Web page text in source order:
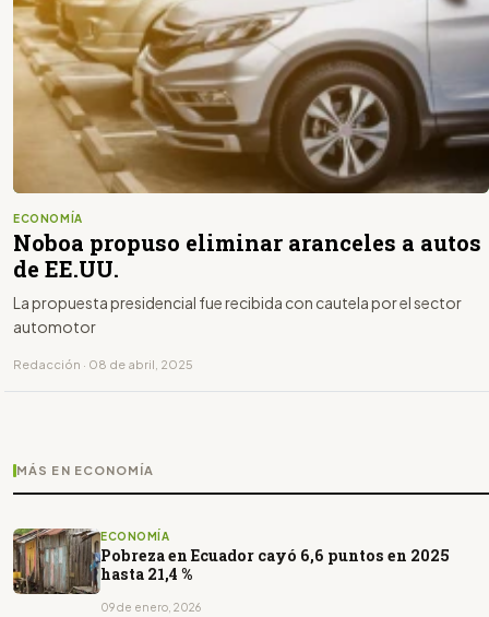
ECONOMÍA
Noboa propuso eliminar aranceles a autos
de EE.UU.
La propuesta presidencial fue recibida con cautela por el sector
automotor
Redacción · 08 de abril, 2025
MÁS EN ECONOMÍA
ECONOMÍA
Pobreza en Ecuador cayó 6,6 puntos en 2025
hasta 21,4 %
09 de enero, 2026